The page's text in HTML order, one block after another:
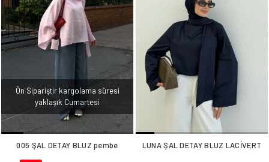
Ön Sipariştir kargolama süresi
yaklaşık Cumartesi
005 ŞAL DETAY BLUZ pembe LUNA ŞAL DETAY BLUZ LACİVERT